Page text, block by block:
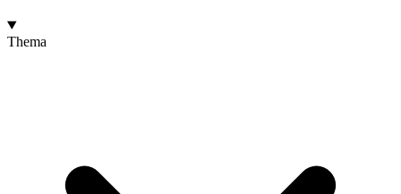
Thema